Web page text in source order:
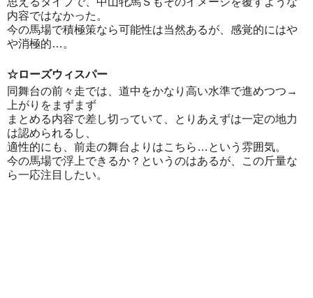
内容ではなかった。
今の馬場で積極策なら可能性は当然あるが、感覚的にはや
や消極的…。
☆ローズウィスパー
同舞台の前々走では、道中をかなり高い水準で進めつつ→
上がりをまずまず
まとめる内容で差し切っていて、とりあえずは一定の地力
は認められるし、
適性的にも、前走の舞台よりはこちら…という雰囲気。
今の馬場で浮上できるか？というのはあるが、この斤量な
ら一応注目したい。